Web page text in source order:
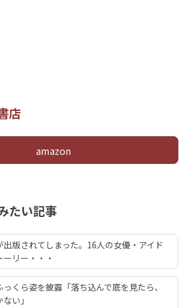
店
amazon
たい記事
版されてしまった。16人の女優・アイド
リー・・・
くら姿を披露「落ち込んで底を見たら、
い」